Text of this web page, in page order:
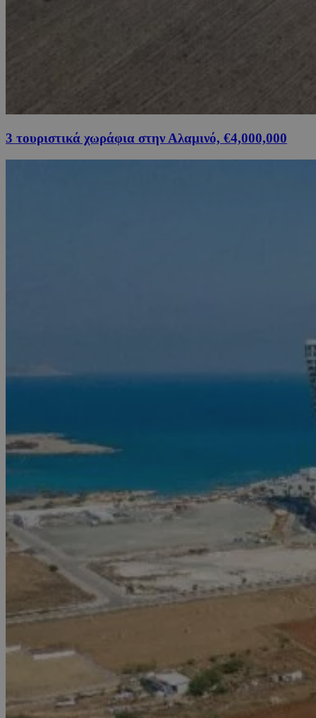
3 τουριστικά χωράφια στην Αλαμινό, €4,000,000